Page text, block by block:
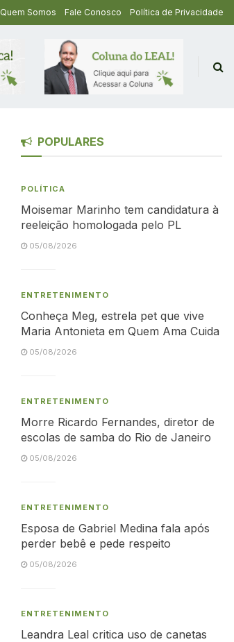
Quem Somos Fale Conosco Política de Privacidade
POPULARES
POLÍTICA
Moisemar Marinho tem candidatura à
reeleição homologada pelo PL
05/08/2026
ENTRETENIMENTO
Conheça Meg, estrela pet que vive
Maria Antonieta em Quem Ama Cuida
05/08/2026
ENTRETENIMENTO
Morre Ricardo Fernandes, diretor de
escolas de samba do Rio de Janeiro
05/08/2026
ENTRETENIMENTO
Esposa de Gabriel Medina fala após
perder bebê e pede respeito
05/08/2026
ENTRETENIMENTO
Leandra Leal critica uso de canetas